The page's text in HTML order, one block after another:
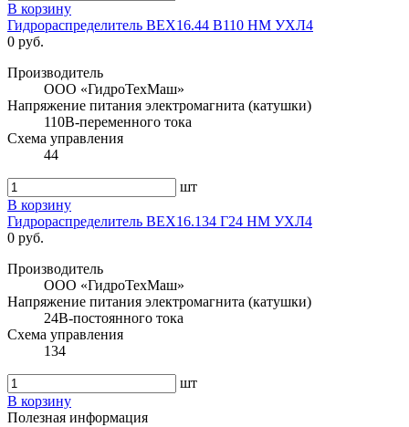
В корзину
Гидрораспределитель ВЕХ16.44 В110 НМ УХЛ4
0 руб.
Производитель
ООО «ГидроТехМаш»
Напряжение питания электромагнита (катушки)
110В-переменного тока
Схема управления
44
шт
В корзину
Гидрораспределитель ВЕХ16.134 Г24 НМ УХЛ4
0 руб.
Производитель
ООО «ГидроТехМаш»
Напряжение питания электромагнита (катушки)
24В-постоянного тока
Схема управления
134
шт
В корзину
Полезная информация